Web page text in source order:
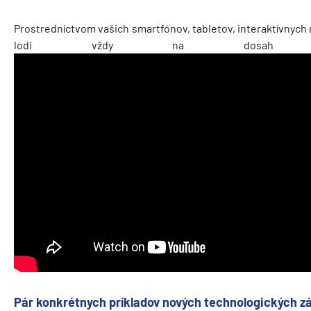
Prostredníctvom vašich smartfónov, tabletov, interaktívnych
lodi vždy na dosah
Pár konkrétnych príkladov nových technologických